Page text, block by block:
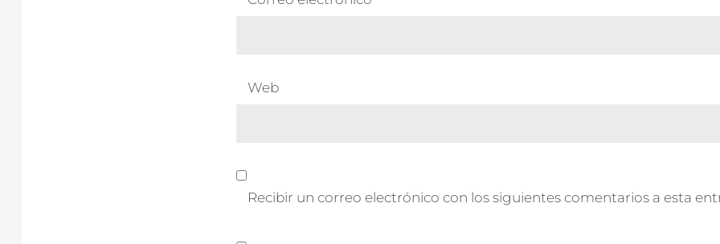
Web
Recibir un correo electrónico con los siguientes comentarios a esta